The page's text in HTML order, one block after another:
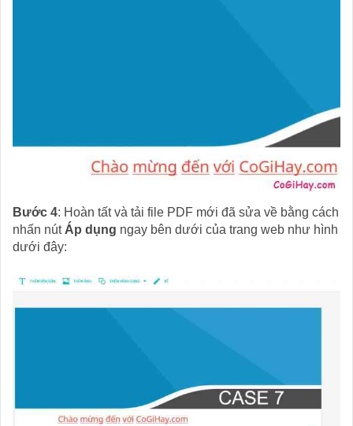
Bước 4: Hoàn tất và tải file PDF mới đã sửa về bằng cách
nhấn nút Áp dụng ngay bên dưới của trang web như hình
dưới đây: